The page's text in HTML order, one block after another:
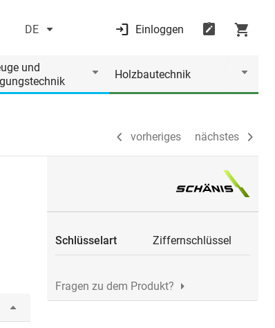
DE Einloggen
und
Holzbautechnik
vorheriges nächstes
vorheriges nächstes
Schlüsselart Ziffernschlüssel
Fragen zu dem Produkt?